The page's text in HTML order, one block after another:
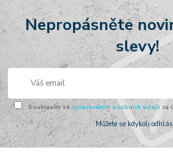
Nepropásněte
slevy!
Souhlasím se zpracováním osobních údajů za
Můžete se kdykoli